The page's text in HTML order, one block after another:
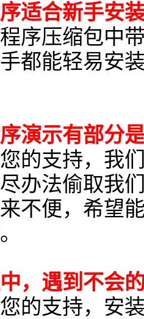
适合新手安
序压缩包中
都能轻易安
演示有部分
的支持，我
办法偷取我
不便，希望
，遇到不会
的支持，安